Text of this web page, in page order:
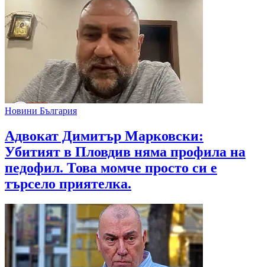
Новини България
Адвокат Димитър Марковски:
Убитият в Пловдив няма профила на
педофил. Това момче просто си е
търсело приятелка.